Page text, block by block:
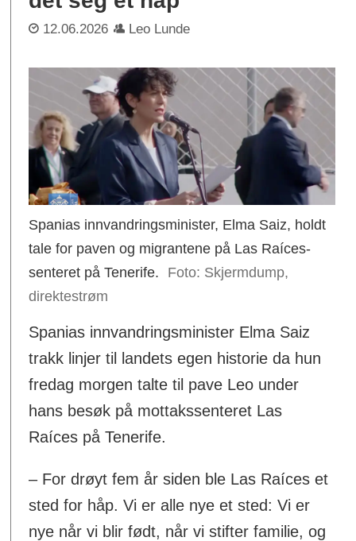
12.06.2026 Leo Lunde
Spanias innvandringsminister, Elma Saiz, holdt
tale for paven og migrantene på Las Raíces-
senteret på Tenerife.
Skjermdump,
direktestrøm
Spanias innvandringsminister Elma Saiz
trakk linjer til landets egen historie da hun
fredag morgen talte til pave Leo under
hans besøk på mottakssenteret Las
Raíces på Tenerife.
– For drøyt fem år siden ble Las Raíces et
sted for håp. Vi er alle nye et sted: Vi er
nye når vi blir født, når vi stifter familie, og